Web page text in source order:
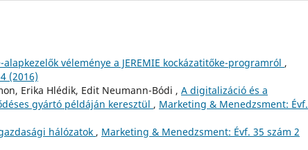
véleménye a JEREMIE kockázatitőke-programról ,
(2016)
Erika Hlédik, Edit Neumann-Bódi , A digitalizáció és a
gyártó példáján keresztül , Marketing & Menedzsment:
hálózatok , Marketing & Menedzsment: Évf. 35 szám 2